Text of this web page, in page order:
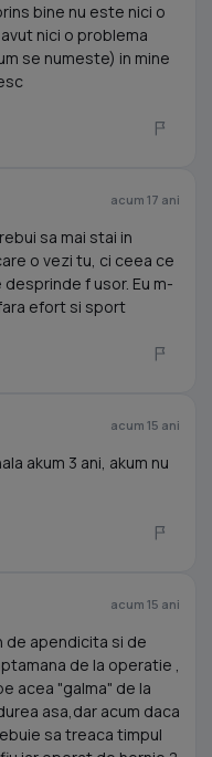
bine nu este nici o
nici o problema
se numeste) in mine
acum 17 ani
sa mai stai in
o vezi tu, ci ceea ce
f usor. Eu m-
efort si sport
acum 15 ani
akum 3 ani, akum nu
acum 15 ani
de apendicita si de
de la operatie ,
acea "galma" de la
asa,dar acum daca
sa treaca timpul